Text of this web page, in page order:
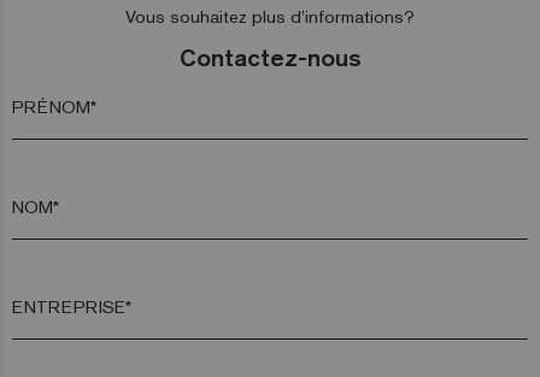
Vous souhaitez plus d’informations?
Contactez-nous
PRÉNOM*
NOM*
ENTREPRISE*